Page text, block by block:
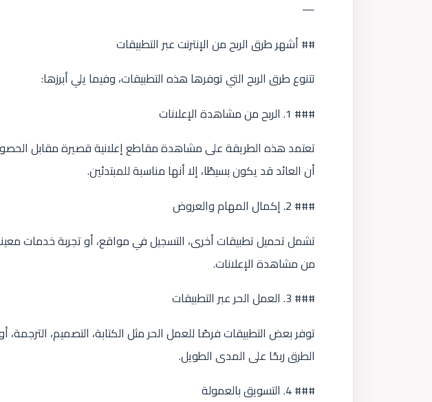
—
## أشهر طرق الربح من الإنترنت عبر التطبيقات
تتنوع طرق الربح التي توفرها هذه التطبيقات، وفيما يلي أبرزها:
### 1. الربح من مشاهدة الإعلانات
تعتمد هذه الطريقة على مشاهدة مقاطع إعلانية قصيرة مقابل
أن العائد قد يكون بسيطًا، إلا أنها مناسبة للمبتدئين.
### 2. إكمال المهام والعروض
تشمل تحميل تطبيقات أخرى، التسجيل في مواقع، أو تجربة خدمات معينة.
من مشاهدة الإعلانات.
### 3. العمل الحر عبر التطبيقات
توفر بعض التطبيقات فرصًا للعمل الحر مثل الكتابة، التصميم، الترجمة،
الطرق ربحًا على المدى الطويل.
### 4. التسويق بالعمولة